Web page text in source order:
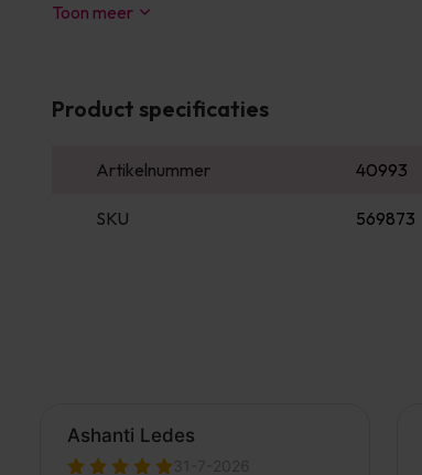
Toon meer
Product specificaties
Artikelnummer 40993
SKU 569873